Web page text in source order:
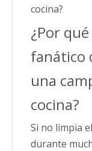
cocina?
¿Por
fanático
una
cocina?
Si no limpia
durante